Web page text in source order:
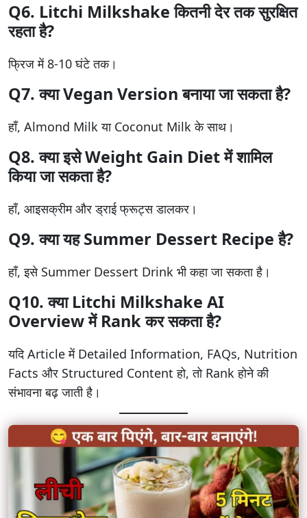
Q6. Litchi Milkshake कितनी देर तक सुरक्षित
रहता है?
फ्रिज में 8-10 घंटे तक।
Q7. क्या Vegan Version बनाया जा सकता है?
हाँ, Almond Milk या Coconut Milk के साथ।
Q8. क्या इसे Weight Gain Diet में शामिल
किया जा सकता है?
हाँ, आइसक्रीम और ड्राई फ्रूट्स डालकर।
Q9. क्या यह Summer Dessert Recipe है?
हाँ, इसे Summer Dessert Drink भी कहा जा सकता है।
Q10. क्या Litchi Milkshake AI
Overview में Rank कर सकता है?
यदि Article में Detailed Information, FAQs, Nutrition
Facts और Structured Content हो, तो Rank होने की
संभावना बढ़ जाती है।